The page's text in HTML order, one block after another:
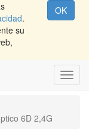
.
su
OK
6D 2,4G